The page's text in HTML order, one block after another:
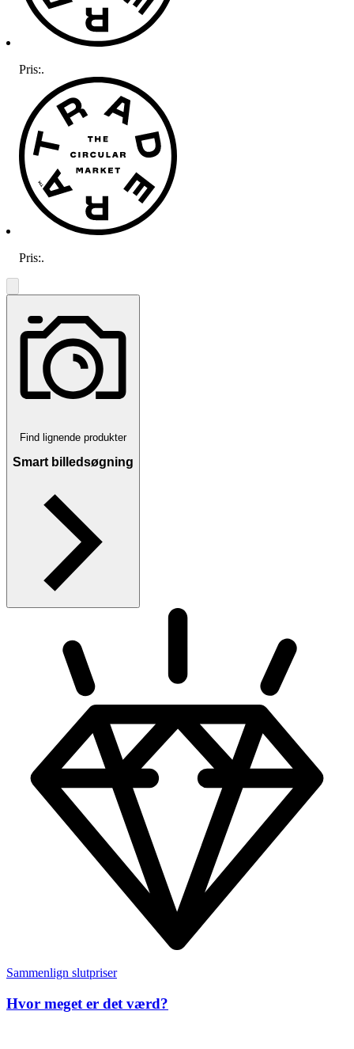
Pris:.
Pris:.
Find lignende produkter
Smart billedsøgning
Sammenlign slutpriser
Hvor meget er det værd?